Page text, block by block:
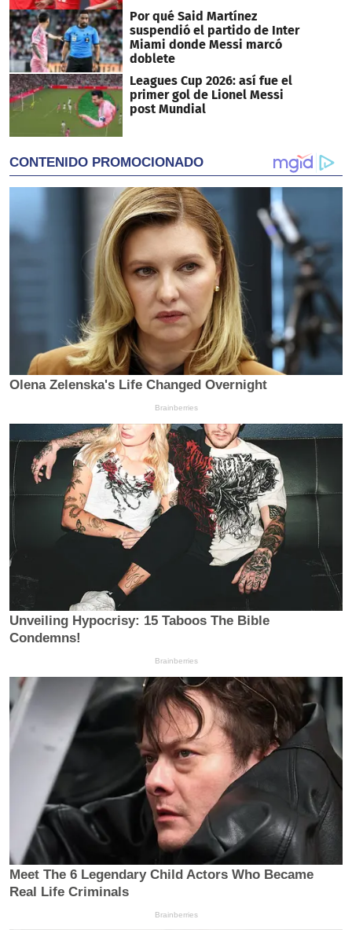
Por qué Said Martínez
suspendió el partido de Inter
Miami donde Messi marcó
doblete
Leagues Cup 2026: así fue el
primer gol de Lionel Messi
post Mundial